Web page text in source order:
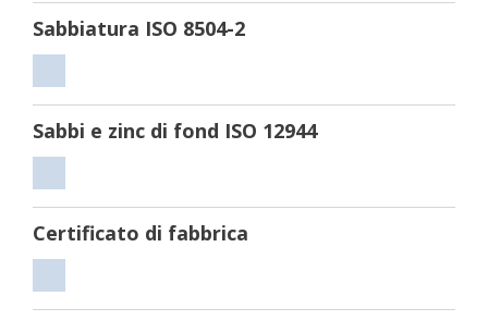
Sabbiatura ISO 8504-2
ISO
8504-
Sabbi e zinc di fond ISO 12944
e
zinc
fond
Certificato di fabbrica
di